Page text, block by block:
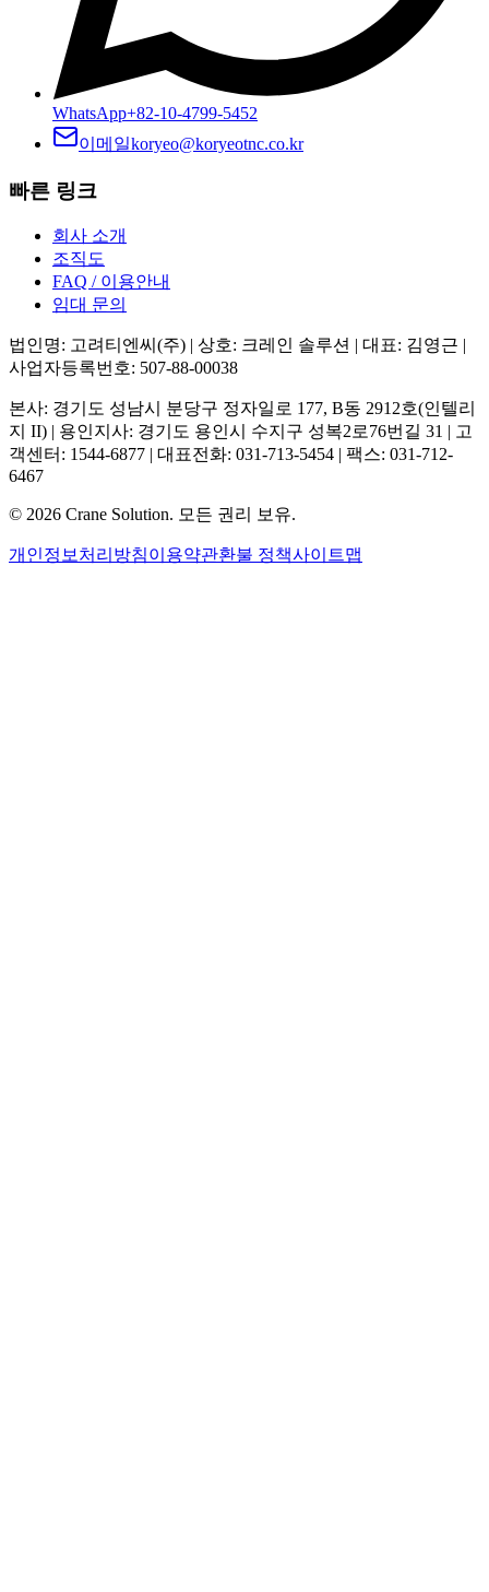
WhatsApp+82-10-4799-5452
이메일koryeo@koryeotnc.co.kr
빠른 링크
회사 소개
조직도
FAQ / 이용안내
임대 문의
법인명: 고려티엔씨(주) | 상호: 크레인 솔루션 | 대표: 김영근 |
사업자등록번호: 507-88-00038
본사: 경기도 성남시 분당구 정자일로 177, B동 2912호(인텔리
지 II) | 용인지사: 경기도 용인시 수지구 성복2로76번길 31 | 고
객센터: 1544-6877 | 대표전화: 031-713-5454 | 팩스: 031-712-
6467
© 2026 Crane Solution. 모든 권리 보유.
개인정보처리방침이용약관환불 정책사이트맵